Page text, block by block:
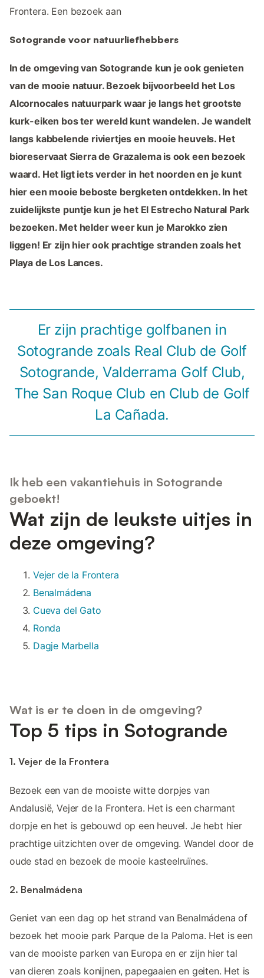
Frontera. Een bezoek aan
Sotogrande voor natuurliefhebbers
In de omgeving van Sotogrande kun je ook genieten
van de mooie natuur. Bezoek bijvoorbeeld het Los
Alcornocales natuurpark waar je langs het grootste
kurk-eiken bos ter wereld kunt wandelen. Je wandelt
langs kabbelende riviertjes en mooie heuvels. Het
bioreservaat Sierra de Grazalema is ook een bezoek
waard. Het ligt iets verder in het noorden en je kunt
hier een mooie beboste bergketen ontdekken. In het
zuidelijkste puntje kun je het El Estrecho Natural Park
bezoeken. Met helder weer kun je Marokko zien
liggen! Er zijn hier ook prachtige stranden zoals het
Playa de Los Lances.
Er zijn prachtige golfbanen in
Sotogrande zoals Real Club de Golf
Sotogrande, Valderrama Golf Club,
The San Roque Club en Club de Golf
La Cañada.
Ik heb een vakantiehuis in Sotogrande
geboekt!
Wat zijn de leukste uitjes in
deze omgeving?
Vejer de la Frontera
Benalmádena
Cueva del Gato
Ronda
Dagje Marbella
Wat is er te doen in de omgeving?
Top 5 tips in Sotogrande
1. Vejer de la Frontera
Bezoek een van de mooiste witte dorpjes van
Andalusië, Vejer de la Frontera. Het is een charmant
dorpje en het is gebouwd op een heuvel. Je hebt hier
prachtige uitzichten over de omgeving. Wandel door de
oude stad en bezoek de mooie kasteelruïnes.
2. Benalmádena
Geniet van een dag op het strand van Benalmádena of
bezoek het mooie park Parque de la Paloma. Het is een
van de mooiste parken van Europa en er zijn hier tal
van dieren zoals konijnen, papegaaien en geiten. Het is